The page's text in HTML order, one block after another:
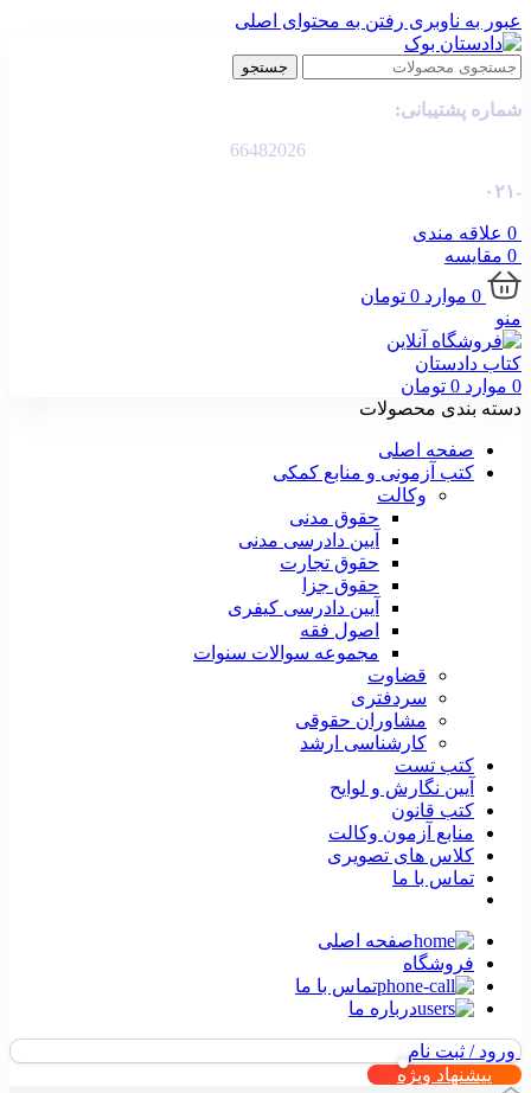
عبور به ناوبری رفتن به محتوای اصلی
جستجو
شماره پشتیبانی:
66482026
-۰۲۱
0 علاقه مندی
0 مقایسه
0 موارد 0 تومان
منو
0 موارد 0 تومان
دسته بندی محصولات
صفحه اصلی
کتب آزمونی و منابع کمکی
وکالت
حقوق مدنی
آیین دادرسی مدنی
حقوق تجارت
حقوق جزا
آیین دادرسی کیفری
اصول فقه
مجموعه سوالات سنوات
قضاوت
سردفتری
مشاوران حقوقی
کارشناسی ارشد
کتب تست
آیین نگارش و لوایح
کتب قانون
منابع آزمون وکالت
کلاس های تصویری
تماس با ما
صفحه اصلی
فروشگاه
تماس با ما
درباره ما
ورود / ثبت نام
پیشنهاد ویژه